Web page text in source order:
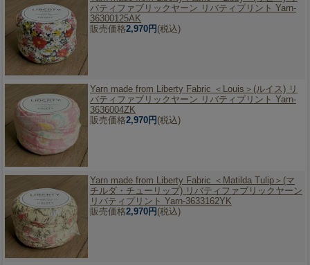
バティファブリックヤーン リバティプリント Yarn-
36300125AK
販売価格2,970円 (税込)
Yarn made from Liberty Fabric ＜Louis＞(ルイス) リ
バティファブリックヤーン リバティプリント Yarn-
3636004ZK
販売価格2,970円 (税込)
Yarn made from Liberty Fabric ＜Matilda Tulip＞(マ
チルダ・チューリップ) リバティファブリックヤーン
リバティプリント Yarn-3633162YK
販売価格2,970円 (税込)